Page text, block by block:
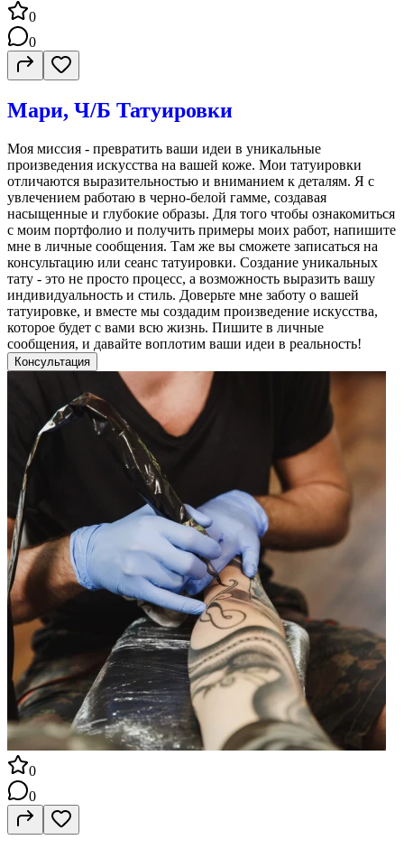
0
0
Мари, Ч/Б Татуировки
Моя миссия - превратить ваши идеи в уникальные
произведения искусства на вашей коже. Мои татуировки
отличаются выразительностью и вниманием к деталям. Я с
увлечением работаю в черно-белой гамме, создавая
насыщенные и глубокие образы. Для того чтобы ознакомиться
с моим портфолио и получить примеры моих работ, напишите
мне в личные сообщения. Там же вы сможете записаться на
консультацию или сеанс татуировки. Создание уникальных
тату - это не просто процесс, а возможность выразить вашу
индивидуальность и стиль. Доверьте мне заботу о вашей
татуировке, и вместе мы создадим произведение искусства,
которое будет с вами всю жизнь. Пишите в личные
сообщения, и давайте воплотим ваши идеи в реальность!
Консультация
0
0